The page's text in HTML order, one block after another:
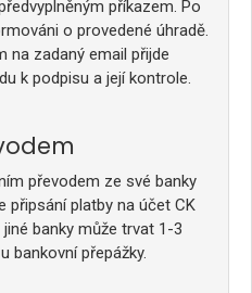
příkazem. Po
o provedené úhradě.
na zadaný email přijde
k podpisu a její kontrole.
převodem ze své banky
připsání platby na účet CK
jiné banky může trvat 1-3
bankovní přepážky.